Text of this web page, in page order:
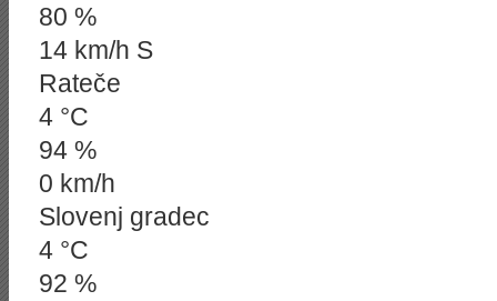
80 %
14 km/h S
Rateče
4 °C
94 %
0 km/h
Slovenj gradec
4 °C
92 %